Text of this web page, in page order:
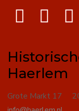
Haerlem
Grote Markt 17